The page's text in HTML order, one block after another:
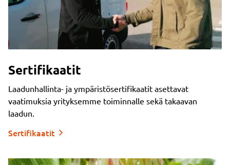
Sertifikaatit
Laadunhallinta- ja ympäristösertifikaatit asettavat
vaatimuksia yrityksemme toiminnalle sekä takaavan
laadun.
Sertifikaatit